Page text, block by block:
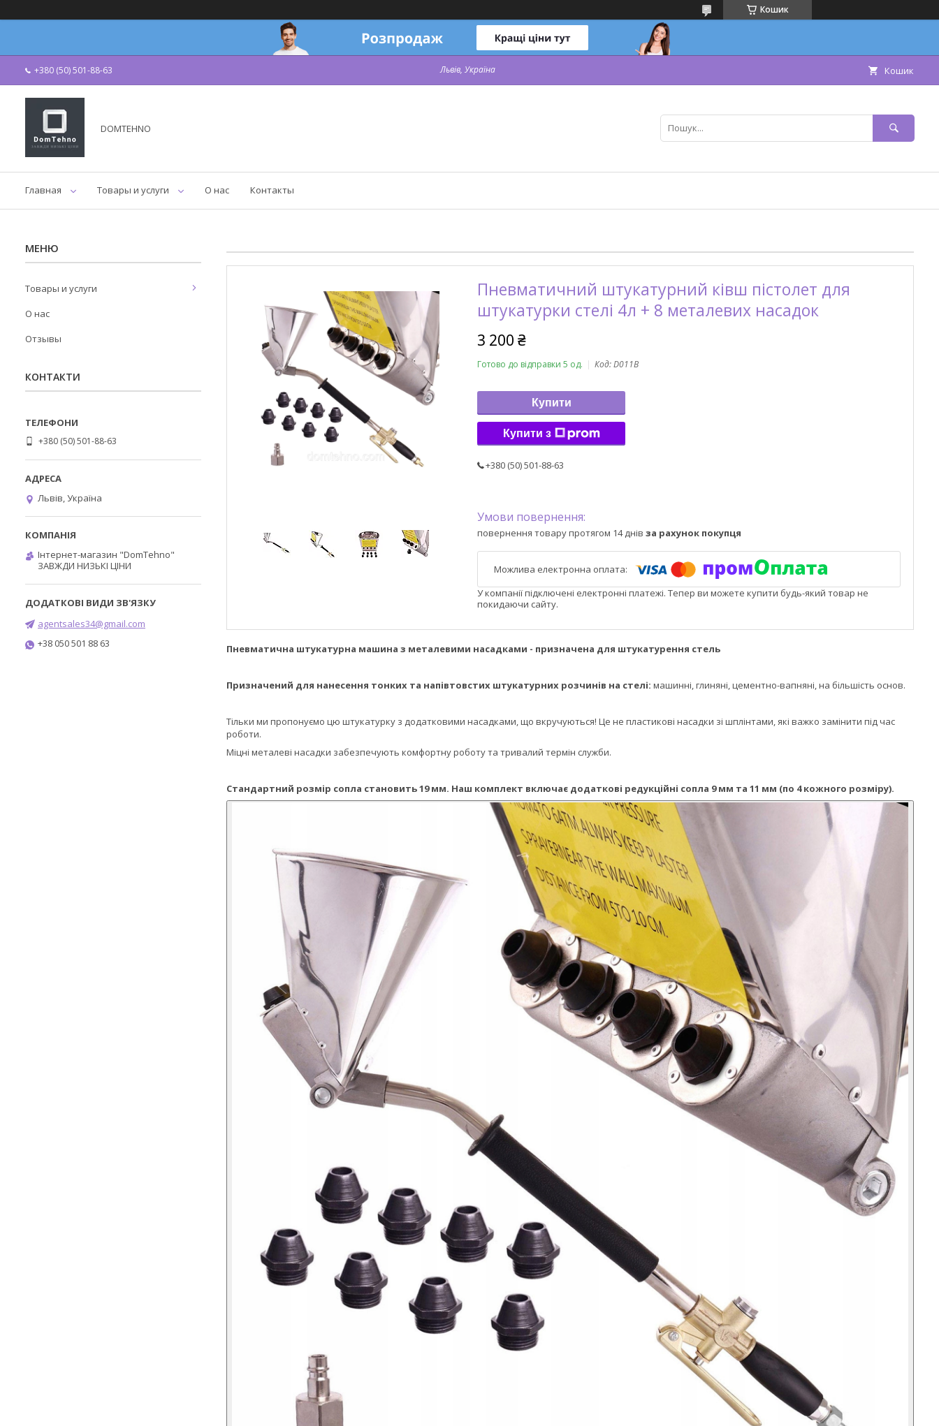
Кошик
+380 (50) 501-88-63 Львів, Україна Кошик
DOMTEHNO
Главная Товары и услуги О нас Контакты
Пневматичний штукатурний ківш пістолет для
штукатурки стелі 4л + 8 металевих насадок
3 200 ₴
Готово до відправки 5 од. Код:D011B
Купити
Купити з
+380 (50) 501-88-63
повернення товару протягом 14 днів за рахунок покупця
У компанії підключені електронні платежі. Тепер ви можете купити будь-який товар не
покидаючи сайту.
Пневматична штукатурна машина з металевими насадками - призначена для штукатурення стель
Призначений для нанесення тонких та напівтовстих штукатурних розчинів на стелі: машинні, глиняні, цементно-вапняні, на більшість основ.
Тільки ми пропонуємо цю штукатурку з додатковими насадками, що вкручуються! Це не пластикові насадки зі шплінтами, які важко замінити під час
роботи.
Міцні металеві насадки забезпечують комфортну роботу та тривалий термін служби.
Стандартний розмір сопла становить 19 мм. Наш комплект включає додаткові редукційні сопла 9 мм та 11 мм (по 4 кожного розміру).
Товары и услуги
О нас
Отзывы
КОНТАКТИ
+380 (50) 501-88-63
Львів, Україна
Інтернет-магазин "DomTehno"
ЗАВЖДИ НИЗЬКІ ЦІНИ
agentsales34@gmail.com
+38 050 501 88 63